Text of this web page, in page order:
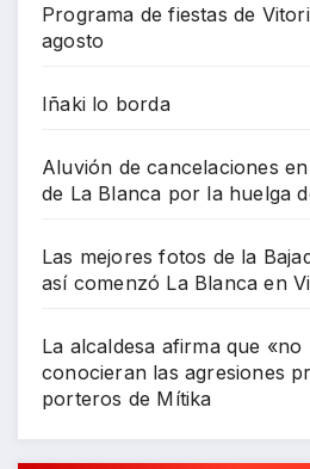
Programa de fiestas de
agosto
Iñaki lo borda
Aluvión de cancelaciones
de La Blanca por la huelga
Las mejores fotos de la
así comenzó La Blanca en
La alcaldesa afirma que «no
conocieran las agresiones
porteros de Mítika